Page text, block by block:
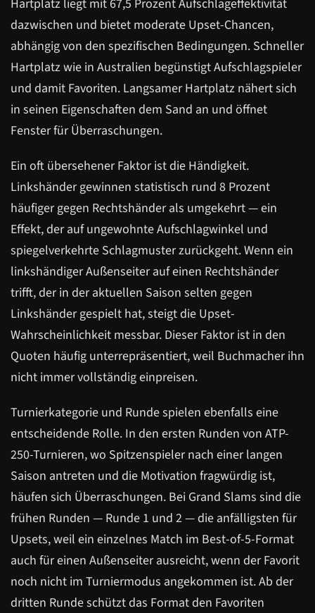
Hartplatz liegt mit 67,5 Prozent Aufschlageffektivität
dazwischen und bietet moderate Upset-Chancen,
abhängig von den spezifischen Bedingungen. Schneller
Hartplatz wie in Australien begünstigt Aufschlagspieler
und damit Favoriten. Langsamer Hartplatz nähert sich
in seinen Eigenschaften dem Sand an und öffnet
Fenster für Überraschungen.
Ein oft übersehener Faktor ist die Händigkeit.
Linkshänder gewinnen statistisch rund 8 Prozent
häufiger gegen Rechtshänder als umgekehrt — ein
Effekt, der auf ungewohnte Aufschlagwinkel und
spiegelverkehrte Schlagmuster zurückgeht. Wenn ein
linkshändiger Außenseiter auf einen Rechtshänder
trifft, der in der aktuellen Saison selten gegen
Linkshänder gespielt hat, steigt die Upset-
Wahrscheinlichkeit messbar. Dieser Faktor ist in den
Quoten häufig unterrepräsentiert, weil Buchmacher ihn
nicht immer vollständig einpreisen.
Turnierkategorie und Runde spielen ebenfalls eine
entscheidende Rolle. In den ersten Runden von ATP-
250-Turnieren, wo Spitzenspieler nach einer langen
Saison antreten und die Motivation fragwürdig ist,
häufen sich Überraschungen. Bei Grand Slams sind die
frühen Runden — Runde 1 und 2 — die anfälligsten für
Upsets, weil ein einzelnes Match im Best-of-5-Format
auch für einen Außenseiter ausreicht, wenn der Favorit
noch nicht im Turniermodus angekommen ist. Ab der
dritten Runde schützt das Format den Favoriten